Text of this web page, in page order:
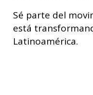
Sé parte del
está
Latinoamérica.